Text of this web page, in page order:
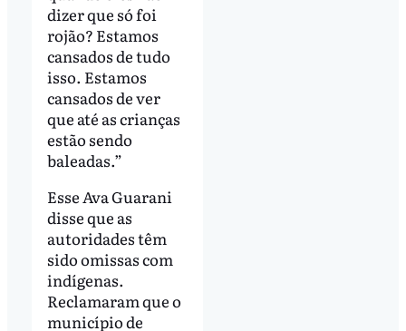
dizer que só foi
rojão? Estamos
cansados de tudo
isso. Estamos
cansados de ver
que até as crianças
estão sendo
baleadas.”
Esse Ava Guarani
disse que as
autoridades têm
sido omissas com
indígenas.
Reclamaram que o
município de